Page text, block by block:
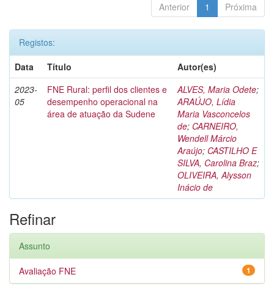
Anterior 1 Próxima
Registos:
Data
Título
Autor(es)
2023-
05
FNE Rural: perfil dos clientes e
desempenho operacional na
área de atuação da Sudene
ALVES, Maria Odete;
ARAÚJO, Lídia
Maria Vasconcelos
de; CARNEIRO,
Wendell Márcio
Araújo; CASTILHO E
SILVA, Carolina Braz;
OLIVEIRA, Alysson
Inácio de
Refinar
Assunto
1
Avaliação FNE